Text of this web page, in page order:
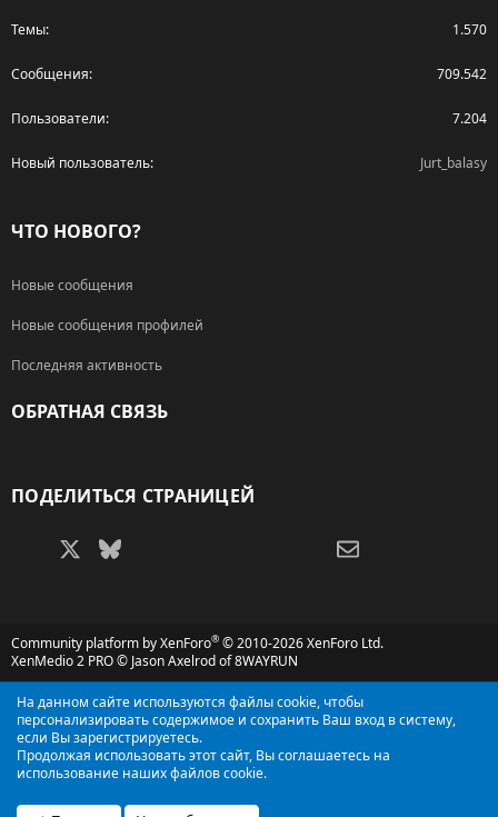
Темы 1.570
Сообщения 709.542
Пользователи 7.204
Новый пользователь Jurt_balasy
ЧТО НОВОГО?
Новые сообщения
Новые сообщения профилей
Последняя активность
ОБРАТНАЯ СВЯЗЬ
ПОДЕЛИТЬСЯ СТРАНИЦЕЙ
FacebookX (Twitter)
Bluesky WhatsAppЭлектронная
Community platform by XenForo® © 2010-2026 XenForo Ltd.
XenMedio 2 PRO© Jason Axelrod of8WAYRUN
На данном сайте используются файлы cookie, чтобы
персонализировать содержимое и сохранить Ваш вход в систему,
если Вы зарегистрируетесь.
Продолжая использовать этот сайт, Вы соглашаетесь на
использование наших файлов cookie.